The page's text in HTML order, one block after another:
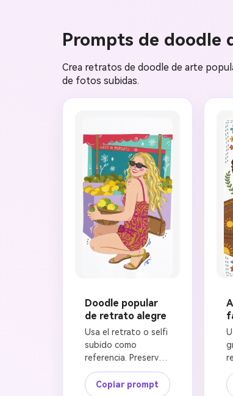
Prompts de doodle
Crea retratos de doodle de arte
de fotos subidas.
Doodle popular
de retrato alegre
Usa el retrato o selfi
subido como
referencia. Preserva
la pose, dirección del
rostro, peinado,
Copiar prompt